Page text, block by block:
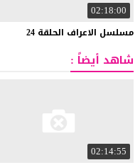
02:18:00
مسلسل الاعراف الحلقة 24
شاهد أيضاً :
02:14:55